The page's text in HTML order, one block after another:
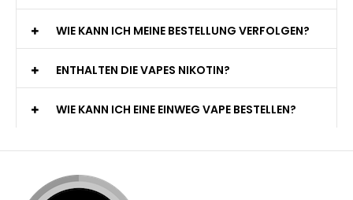
WIE KANN ICH MEINE BESTELLUNG VERFOLGEN?
ENTHALTEN DIE VAPES NIKOTIN?
WIE KANN ICH EINE EINWEG VAPE BESTELLEN?